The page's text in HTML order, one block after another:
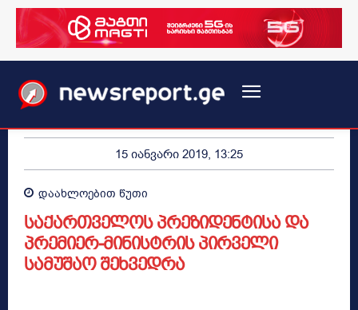
15 იანვარი 2019, 13:25
დაახლოებით წუთი
საქართველოს პრეზიდენტისა და
პრემიერ-მინისტრის პირველი
სამუშაო შეხვედრა